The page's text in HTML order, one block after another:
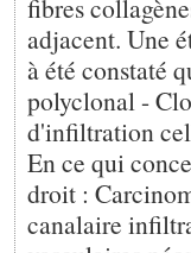
fibres
adjacent. Une
à été constaté
polyclonal -
d'infiltration
En ce qui
droit :
canalaire